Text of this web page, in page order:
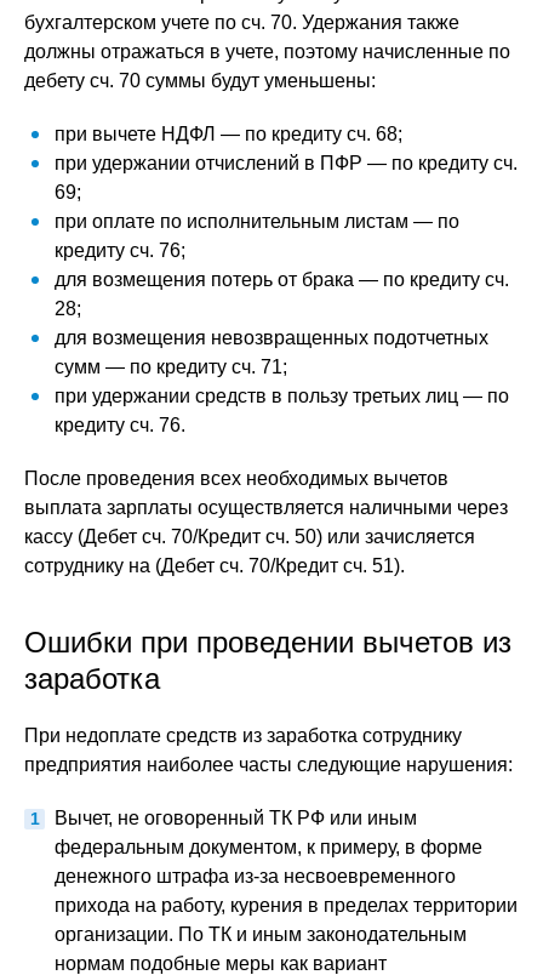
бухгалтерском учете по сч. 70. Удержания также
должны отражаться в учете, поэтому начисленные по
дебету сч. 70 суммы будут уменьшены:
при вычете НДФЛ — по кредиту сч. 68;
при удержании отчислений в ПФР — по кредиту сч.
69;
при оплате по исполнительным листам — по
кредиту сч. 76;
для возмещения потерь от брака — по кредиту сч.
28;
для возмещения невозвращенных подотчетных
сумм — по кредиту сч. 71;
при удержании средств в пользу третьих лиц — по
кредиту сч. 76.
После проведения всех необходимых вычетов
выплата зарплаты осуществляется наличными через
кассу (Дебет сч. 70/Кредит сч. 50) или зачисляется
сотруднику на (Дебет сч. 70/Кредит сч. 51).
Ошибки при проведении вычетов из
заработка
При недоплате средств из заработка сотруднику
предприятия наиболее часты следующие нарушения:
Вычет, не оговоренный ТК РФ или иным
федеральным документом, к примеру, в форме
денежного штрафа из-за несвоевременного
прихода на работу, курения в пределах территории
организации. По ТК и иным законодательным
нормам подобные меры как вариант